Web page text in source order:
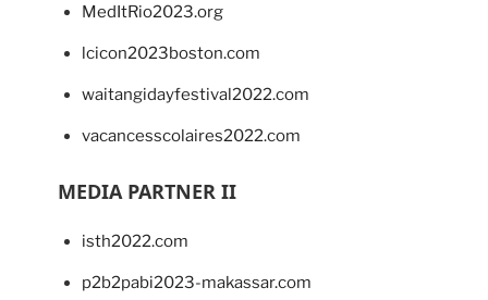
MedItRio2023.org
lcicon2023boston.com
waitangidayfestival2022.com
vacancesscolaires2022.com
MEDIA PARTNER II
isth2022.com
p2b2pabi2023-makassar.com